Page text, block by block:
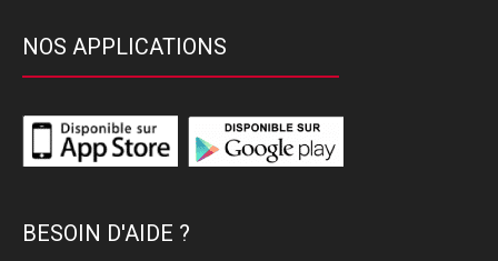
NOS APPLICATIONS
BESOIN D'AIDE ?